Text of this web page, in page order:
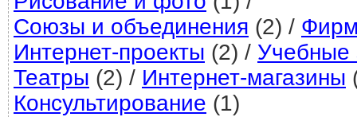
Союзы и объединения (2) /
Интернет-проекты (2) / Учебные
Театры (2) / Интернет-магазины
Консультирование (1)